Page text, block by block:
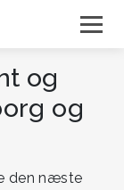
og
og
den næste